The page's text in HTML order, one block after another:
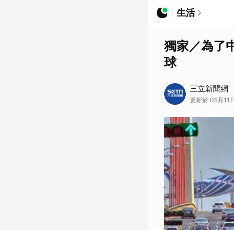
生活
獨家／為了
球
三立新聞網
更新於 05月11